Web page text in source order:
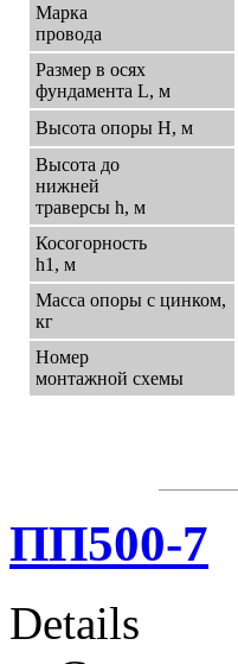
Марка
провода
Размер в осях
фундамента L, м
Высота опоры Н, м
Высота до
нижней
траверсы h, м
Косогорность
h1, м
Масса опоры с цинком,
кг
Номер
монтажной схемы
ПП500-7
Details